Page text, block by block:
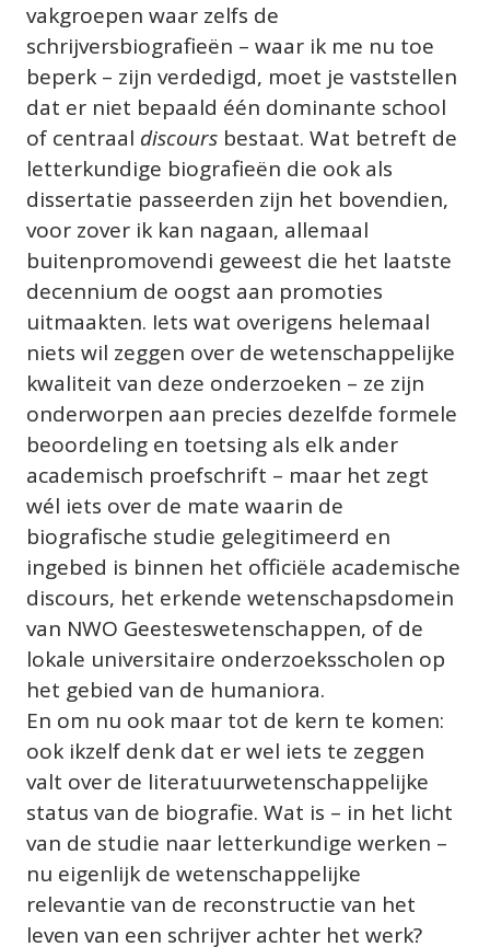
vakgroepen waar zelfs de
schrijversbiografieën – waar ik me nu toe
beperk – zijn verdedigd, moet je vaststellen
dat er niet bepaald één dominante school
of centraal discours bestaat. Wat betreft de
letterkundige biografieën die ook als
dissertatie passeerden zijn het bovendien,
voor zover ik kan nagaan, allemaal
buitenpromovendi geweest die het laatste
decennium de oogst aan promoties
uitmaakten. Iets wat overigens helemaal
niets wil zeggen over de wetenschappelijke
kwaliteit van deze onderzoeken – ze zijn
onderworpen aan precies dezelfde formele
beoordeling en toetsing als elk ander
academisch proefschrift – maar het zegt
wél iets over de mate waarin de
biografische studie gelegitimeerd en
ingebed is binnen het officiële academische
discours, het erkende wetenschapsdomein
van NWO Geesteswetenschappen, of de
lokale universitaire onderzoeksscholen op
het gebied van de humaniora.
En om nu ook maar tot de kern te komen:
ook ikzelf denk dat er wel iets te zeggen
valt over de literatuurwetenschappelijke
status van de biografie. Wat is – in het licht
van de studie naar letterkundige werken –
nu eigenlijk de wetenschappelijke
relevantie van de reconstructie van het
leven van een schrijver achter het werk?